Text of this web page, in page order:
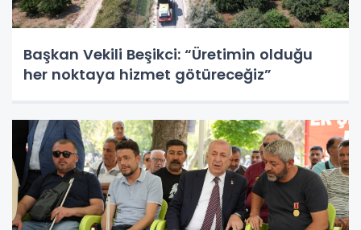
Başkan Vekili Beşikci: “Üretimin olduğu
her noktaya hizmet götüreceğiz”